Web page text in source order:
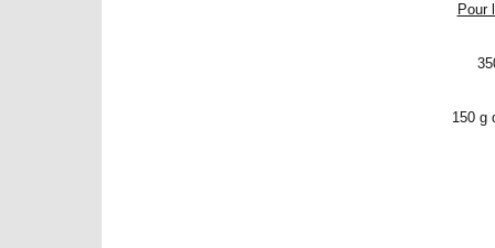
Pour
150 g